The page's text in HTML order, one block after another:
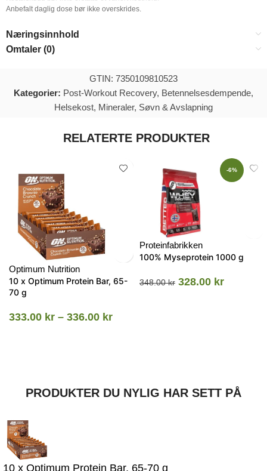
Anbefalt daglig dose bør ikke overskrides.
Næringsinnhold
Omtaler (0)
GTIN: 7350109810523
Kategorier: Post-Workout Recovery, Betennelsesdempende,
Helsekost, Mineraler, Søvn & Avslapning
RELATERTE PRODUKTER
Optimum Nutrition
10 x Optimum Protein Bar, 65-
70 g
333.00 kr – 336.00 kr
-6%
Proteinfabrikken
100% Myseprotein 1000 g
348.00kr 328.00 kr
PRODUKTER DU NYLIG HAR SETT PÅ
10 x Optimum Protein Bar, 65-70 g